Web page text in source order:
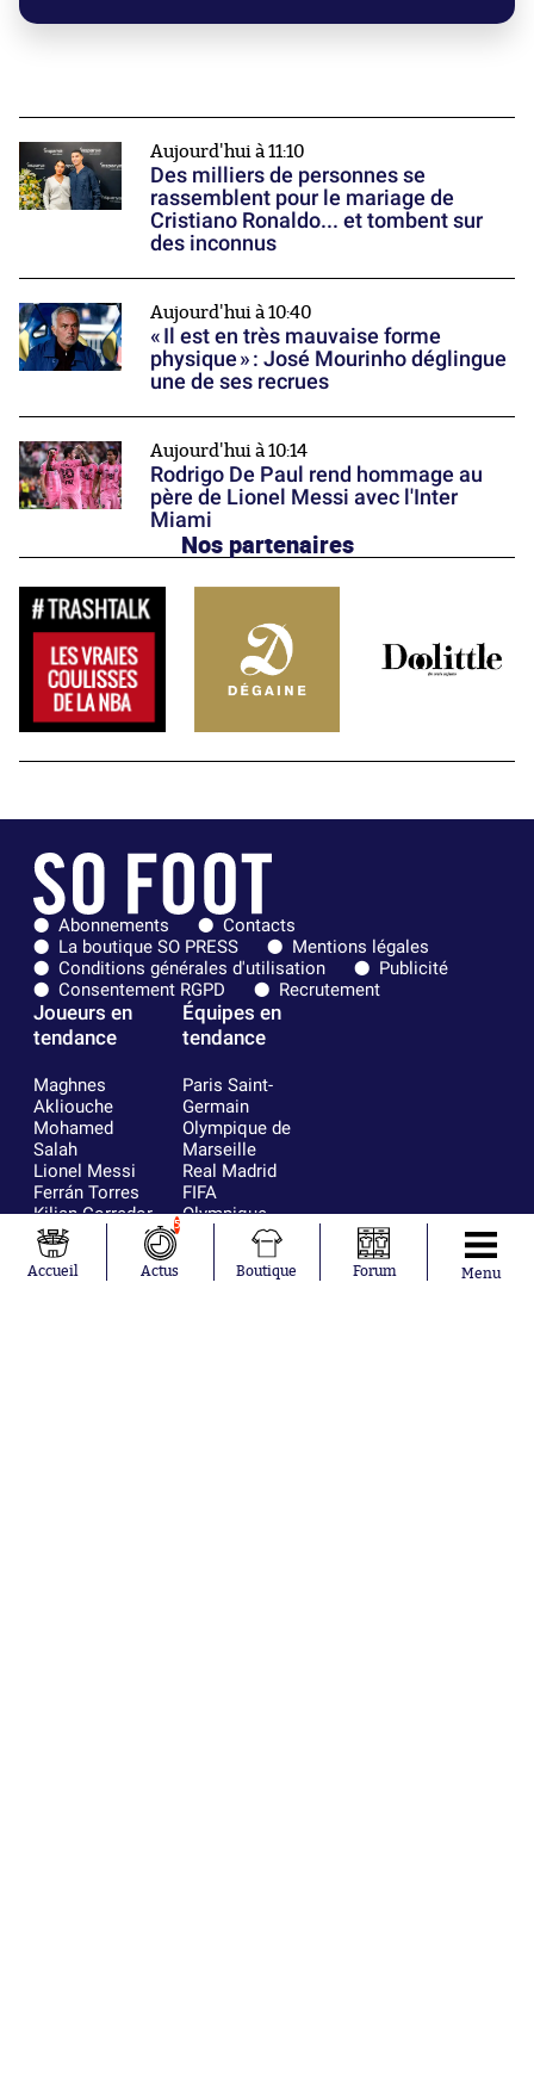
Aujourd'hui à 11:10
Des milliers de personnes se
rassemblent pour le mariage de
Cristiano Ronaldo... et tombent sur
des inconnus
Aujourd'hui à 10:40
« Il est en très mauvaise forme
physique » : José Mourinho déglingue
une de ses recrues
Aujourd'hui à 10:14
Rodrigo De Paul rend hommage au
père de Lionel Messi avec l'Inter
Miami
Nos partenaires
Abonnements
Contacts
La boutique SO PRESS
Mentions légales
Conditions générales d'utilisation
Publicité
Consentement RGPD
Recrutement
Joueurs en
tendance
Maghnes
Akliouche
Mohamed
Salah
Lionel Messi
Ferrán Torres
Kilian Corredor
Franco
Mastantuono
Orel Mangala
Équipes en
tendance
Paris Saint-
Germain
Olympique de
Marseille
Real Madrid
FIFA
Olympique
AS Monaco
FC Barcelone
Accueil
5
Actus Boutique Forum Menu